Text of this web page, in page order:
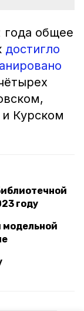
года общее
достигло
Курском
году
модельной